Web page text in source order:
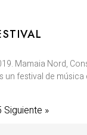
Mamaia Nord,
un festival de
Siguiente »